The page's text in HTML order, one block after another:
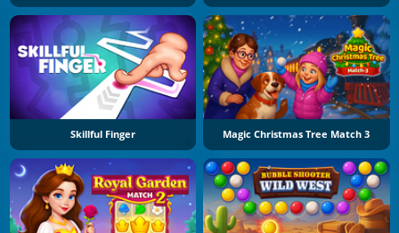
Skillful Finger Magic Christmas Tree Match 3